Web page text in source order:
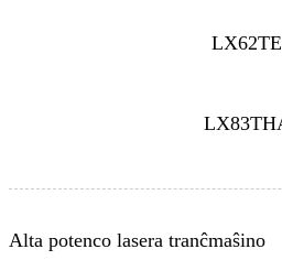
LX62TE
Alta potenco lasera tranĉmaŝino